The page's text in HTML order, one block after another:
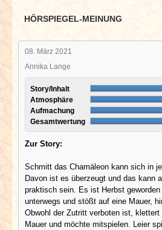
HÖRSPIEGEL-MEINUNG
08. März 2021
Annika Lange
Story/Inhalt
Atmosphäre
Aufmachung
Gesamtwertung
Zur Story:
Schmitt das Chamäleon kann sich in
Davon ist es überzeugt und das kann
praktisch sein. Es ist Herbst
unterwegs und stößt auf eine Mauer,
Obwohl der Zutritt verboten ist,
Mauer und möchte mitspielen. Leier